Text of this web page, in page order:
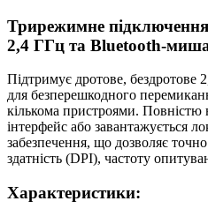
Трирежимне
2,4 ГГц та Bluetooth-
Підтримує дротове, бездротове
для безперешкодного
кількома пристроями. Повністю
інтерфейс або завантажується
забезпечення, що дозволяє
здатність (DPI), частоту
Характеристики: